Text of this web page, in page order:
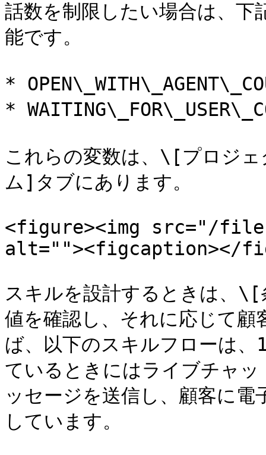
話数を制限したい場合は、下
能です。
*
*
これらの変数は、\[プロ
ム]タブにあります。
<figure><img src="/files/
alt=""><figcaption></
スキルを設計するときは、
値を確認し、それに応じて
ば、以下のスキルフローは
ているときにはライブチャ
ッセージを送信し、顧客に
しています。